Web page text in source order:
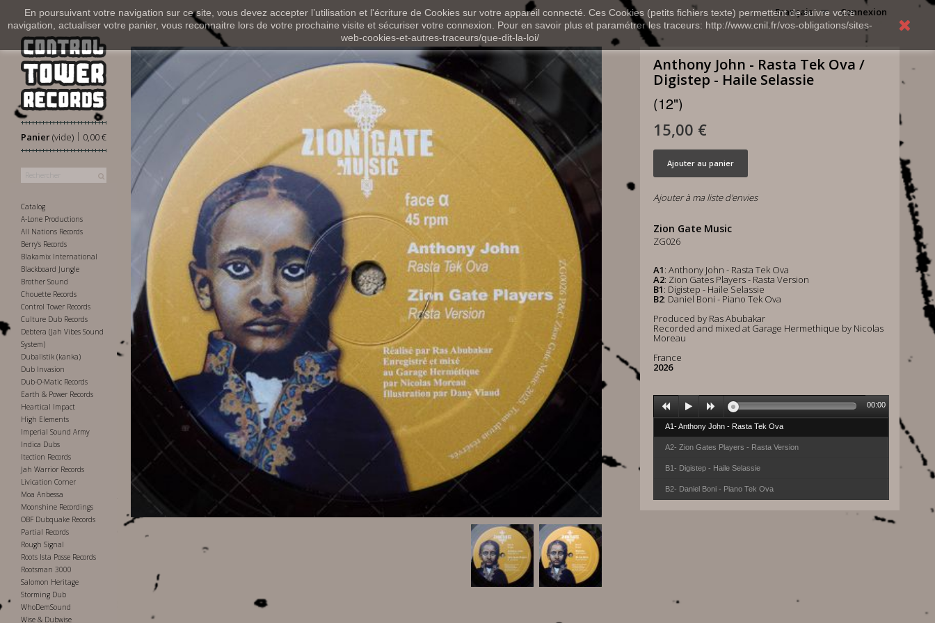
En poursuivant votre navigation sur ce site, vous devez accepter l’utilisation et l'écriture de Cookies sur votre appareil connecté. Ces Cookies (petits fichiers texte) permettent de suivre votre
navigation, actualiser votre panier, vous reconnaitre lors de votre prochaine visite et sécuriser votre connexion. Pour en savoir plus et paramétrer les traceurs: http://www.cnil.fr/vos-obligations/sites-
web-cookies-et-autres-traceurs/que-dit-la-loi/
Connexion
Français
Panier 0,00 €
|
(vide)
Catalog
A-Lone Productions
All Nations Records
Berry's Records
Blakamix International
Blackboard Jungle
Brother Sound
Chouette Records
Control Tower Records
Culture Dub Records
Debtera (Jah Vibes Sound
System)
Dubalistik (kanka)
Dub Invasion
Dub-O-Matic Records
Earth & Power Records
Heartical Impact
High Elements
Imperial Sound Army
Indica Dubs
Itection Records
Jah Warrior Records
Livication Corner
Moa Anbessa
Moonshine Recordings
OBF Dubquake Records
Partial Records
Rough Signal
Roots Ista Posse Records
Rootsman 3000
Salomon Heritage
Storming Dub
WhoDemSound
Wise & Dubwise
Anthony John - Rasta Tek Ova /
Digistep - Haile Selassie
(12")
15,00 €
Ajouter au panier
Ajouter à ma liste d'envies
Zion Gate Music
ZG026
A1: Anthony John - Rasta Tek Ova
A2: Zion Gates Players - Rasta Version
B1: Digistep - Haile Selassie
B2: Daniel Boni - Piano Tek Ova
Produced by Ras Abubakar
Recorded and mixed at Garage Hermethique by Nicolas
Moreau
France
2026
A1- Anthony John - Rasta Tek Ova
A2- Zion Gates Players - Rasta Version
B1- Digistep - Haile Selassie
B2- Daniel Boni - Piano Tek Ova
00:00